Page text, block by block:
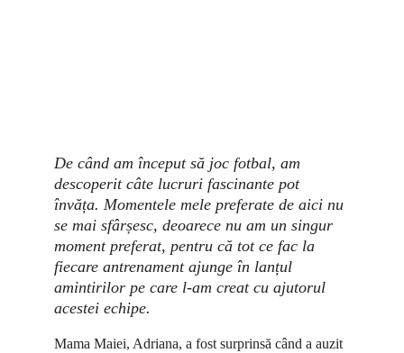
De când am început să joc fotbal, am
descoperit câte lucruri fascinante pot
învăța. Momentele mele preferate de aici nu
se mai sfârșesc, deoarece nu am un singur
moment preferat, pentru că tot ce fac la
fiecare antrenament ajunge în lanțul
amintirilor pe care l-am creat cu ajutorul
acestei echipe.
Mama Maiei, Adriana, a fost surprinsă când a auzit